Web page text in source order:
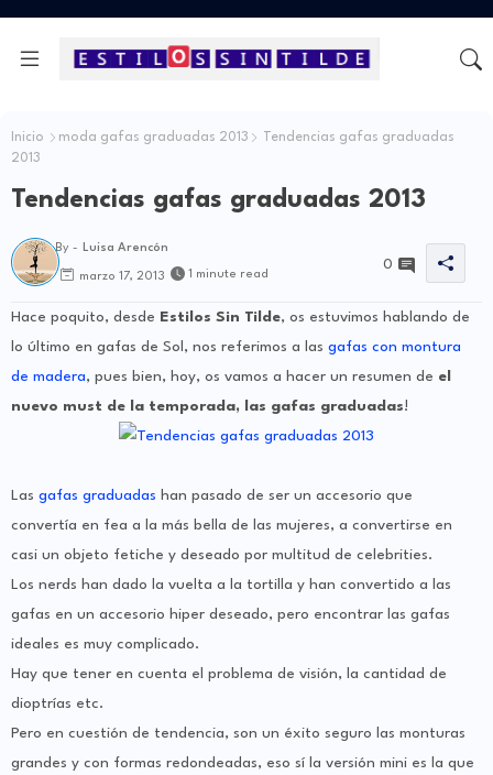
Inicio moda gafas graduadas 2013
Tendencias gafas graduadas
2013
Tendencias gafas graduadas 2013
By - Luisa Arencón
marzo 17, 2013 1 minute read
0
Hace poquito, desde Estilos Sin Tilde, os estuvimos hablando de
lo último en gafas de Sol, nos referimos a las gafas con montura
de madera, pues bien, hoy, os vamos a hacer un resumen de el
nuevo must de la temporada, las gafas graduadas!
Las gafas graduadas han pasado de ser un accesorio que
convertía en fea a la más bella de las mujeres, a convertirse en
casi un objeto fetiche y deseado por multitud de celebrities.
Los nerds han dado la vuelta a la tortilla y han convertido a las
gafas en un accesorio hiper deseado, pero encontrar las gafas
ideales es muy complicado.
Hay que tener en cuenta el problema de visión, la cantidad de
dioptrías etc.
Pero en cuestión de tendencia, son un éxito seguro las monturas
grandes y con formas redondeadas, eso sí la versión mini es la que